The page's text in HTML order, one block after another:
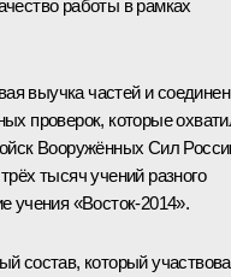
работы в рамках
выучка частей и
проверок, которые
Вооружённых Сил
тысяч учений разного
учения «Восток-2014».
состав, который